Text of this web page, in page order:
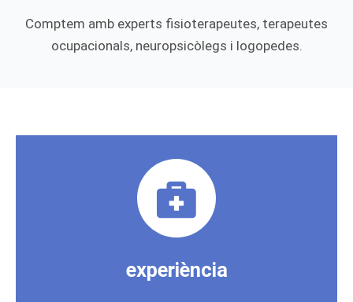
Comptem amb experts fisioterapeutes, terapeutes
ocupacionals, neuropsicòlegs i logopedes.
experiència